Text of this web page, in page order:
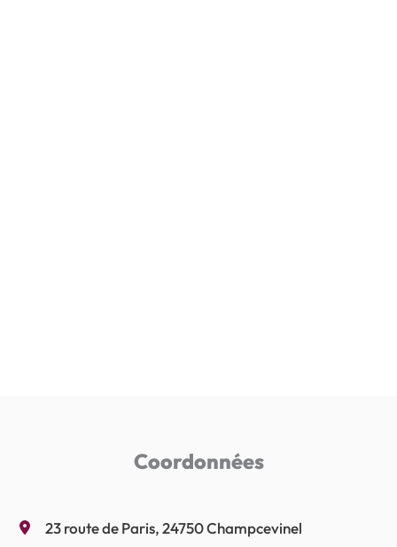
Coordonnées
23 route de Paris, 24750 Champcevinel